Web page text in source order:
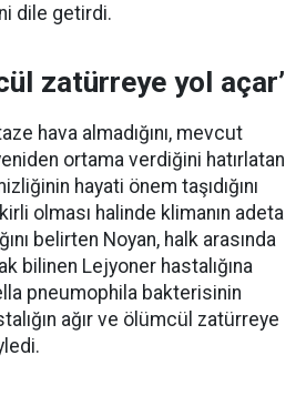
dile getirdi.
zatürreye yol açar’
hava almadığını, mevcut
ortama verdiğini hatırlatan
hayati önem taşıdığını
olması halinde klimanın adeta
belirten Noyan, halk arasında
bilinen Lejyoner hastalığına
pneumophila bakterisinin
ağır ve ölümcül zatürreye